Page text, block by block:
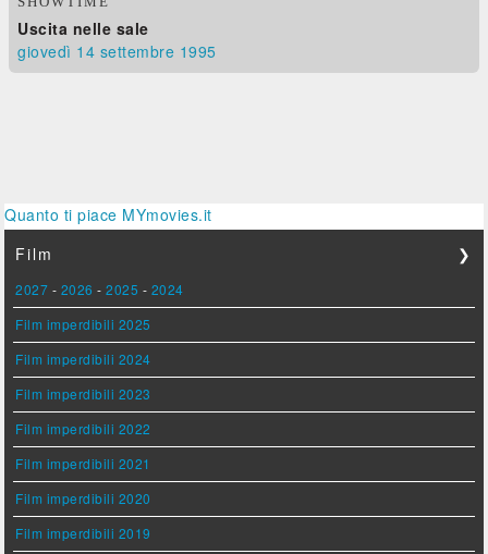
Uscita nelle sale
giovedì 14 settembre 1995
Quanto ti piace MYmovies.it
Film
❯
2027 - 2026 -2025 - 2024
Film imperdibili 2025
Film imperdibili 2024
Film imperdibili 2023
Film imperdibili 2022
Film imperdibili 2021
Film imperdibili 2020
Film imperdibili 2019